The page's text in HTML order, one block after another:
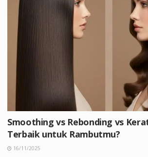
Smoothing vs Rebonding vs
Terbaik untuk Rambutmu?
16/11/2025